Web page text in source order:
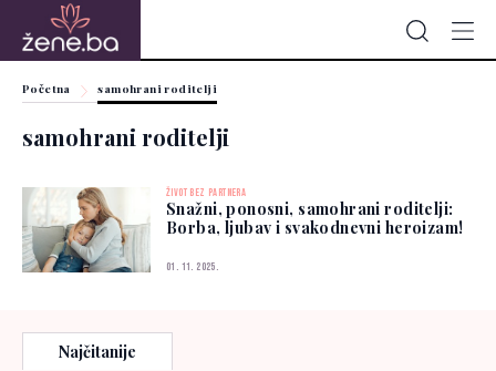
Početna samohrani roditelji
samohrani roditelji
ŽIVOT BEZ PARTNERA
Snažni, ponosni, samohrani roditelji:
Borba, ljubav i svakodnevni heroizam!
01. 11. 2025.
Najčitanije